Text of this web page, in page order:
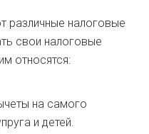
различные налоговые
свои налоговые
относятся:
на самого
и детей.